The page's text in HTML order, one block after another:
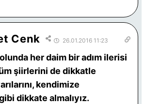
Cenk 26.01.2016 11:23
her daim bir adım ilerisi
şiirlerini de dikkatle
kendimize
dikkate almalıyız.